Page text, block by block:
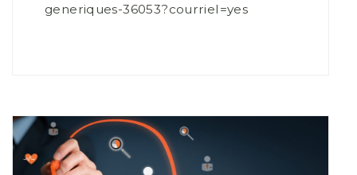
generiques-36053?courriel=yes